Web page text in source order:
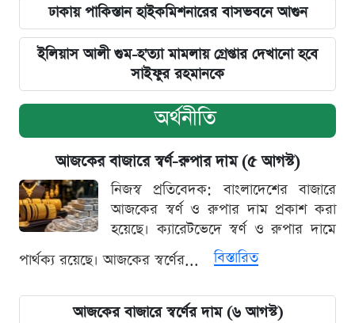
ঢাকায় পাকিস্তান হাইকমিশনারের বাসভবনে আগুন
ইলিয়াস আলী গুম-হ'ত্যা মামলায় গ্রেপ্তার দেখানো হবে
সাইফুর রহমানকে
অর্থনীতি
আজকের বাজারে স্বর্ণ-রুপার দাম (৫ আগস্ট)
নিজস্ব প্রতিবেদক: বাংলাদেশের বাজারে
আজকের স্বর্ণ ও রুপার দাম প্রকাশ করা
হয়েছে। ক্যারেটভেদে স্বর্ণ ও রুপার দামে
পার্থক্য রয়েছে। আজকের স্বর্ণের...
বিস্তারিত
আজকের বাজারে স্বর্ণের দাম (৬ আগস্ট)